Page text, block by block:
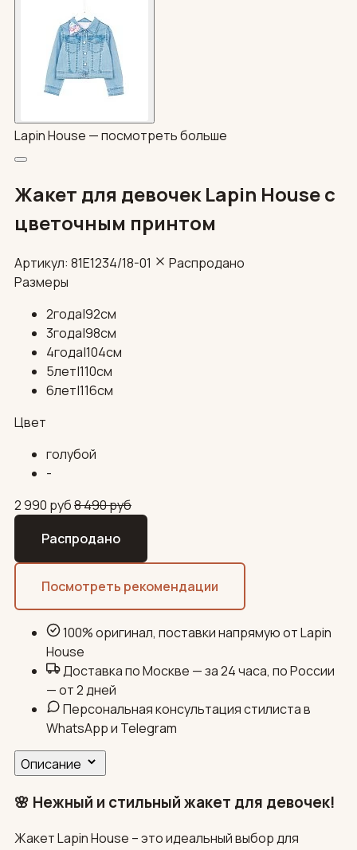
Lapin House —посмотреть больше
Жакет для девочек Lapin House с
цветочным принтом
Артикул: 81E1234/18-01
Распродано
Размеры
2года|92см
3года|98см
4года|104см
5лет|110см
6лет|116см
Цвет
голубой
-
2 990 руб8 490руб
Распродано
Посмотреть рекомендации
100% оригинал, поставки напрямую от Lapin
House
Доставка по Москве — за 24 часа, по России
— от 2 дней
Персональная консультация стилиста в
WhatsApp и Telegram
Описание
🌸 Нежный и стильный жакет для девочек!
Жакет Lapin House – это идеальный выбор для